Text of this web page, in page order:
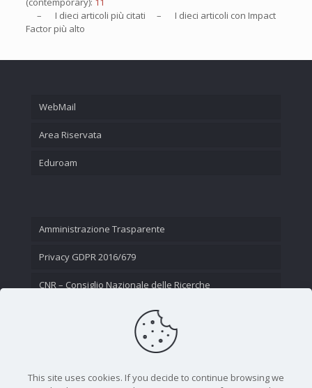
– I dieci articoli più citati – I dieci articoli con Impact
Factor più alto
WebMail
Area Riservata
Eduroam
Amministrazione Trasparente
Privacy GDPR 2016/679
CNR – Consiglio Nazionale delle Ricerche
This site uses cookies. If you decide to continue browsing we